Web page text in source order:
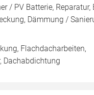
/ PV Batterie, Reparatur,
Dämmung /
Flachdacharbeiten,
Dachabdichtung